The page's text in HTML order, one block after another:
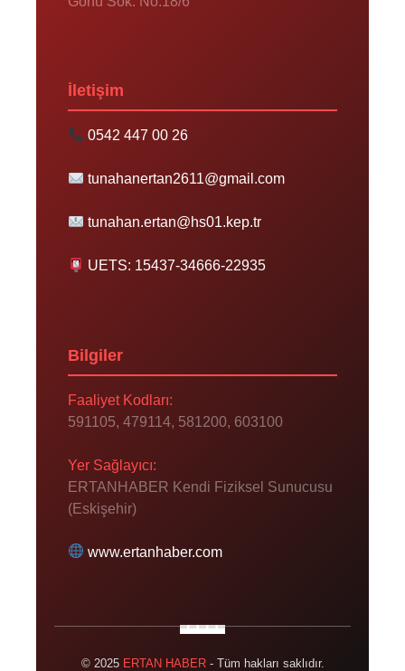
İletişim
0542 447 00 26
tunahanertan2611@gmail.com
tunahan.ertan@hs01.kep.tr
UETS: 15437-34666-22935
Bilgiler
Faaliyet Kodları:
591105, 479114, 581200, 603100
Yer Sağlayıcı:
ERTANHABER Kendi Fiziksel Sunucusu
(Eskişehir)
www.ertanhaber.com
© 2025 ERTAN HABER- Tüm hakları saklıdır.